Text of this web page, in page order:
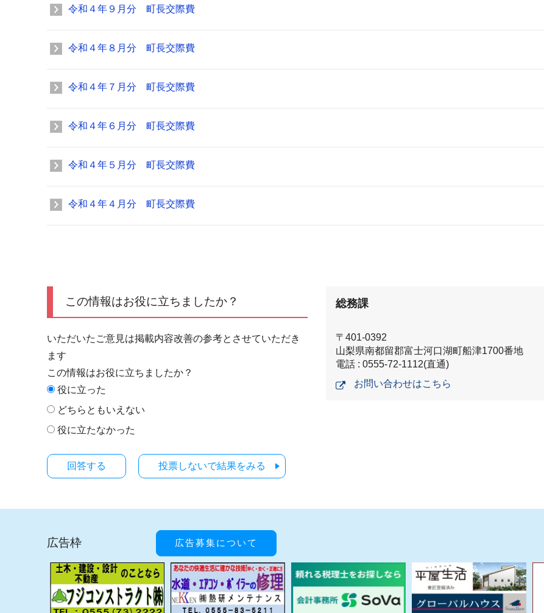
令和４年９月分 町長交際費
令和４年８月分 町長交際費
令和４年７月分 町長交際費
令和４年６月分 町長交際費
令和４年５月分 町長交際費
令和４年４月分 町長交際費
この情報はお役に立ちましたか？
いただいたご意見は掲載内容改善の参考とさせていただき
ます
この情報はお役に立ちましたか？
役に立った
どちらともいえない
役に立たなかった
投票しないで結果をみる
総務課
〒401-0392
山梨県南都留郡富士河口湖町船津1700番地
電話 : 0555-72-1112(直通)
お問い合わせはこちら
広告枠 広告募集について